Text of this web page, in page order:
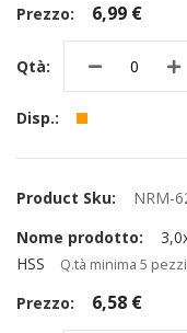
6,99 €
NRM-
HSS
Q.tà minima 5 pezzi
6,58 €